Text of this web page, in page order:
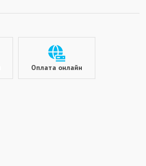
Оплата онлайн